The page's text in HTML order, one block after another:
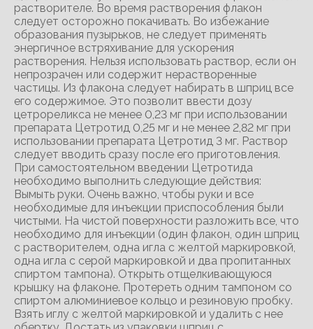
растворителе. Во время растворения флакон
следует осторожно покачивать. Во избежание
образования пузырьков, не следует применять
энергичное встряхивание для ускорения
растворения. Нельзя использовать раствор, если он
непрозрачен или содержит нерастворенные
частицы. Из флакона следует набирать в шприц все
его содержимое. Это позволит ввести дозу
цетрореликса не менее 0,23 мг при использовании
препарата Цетротид 0,25 мг и не менее 2,82 мг при
использовании препарата Цетротид 3 мг. Раствор
следует вводить сразу после его приготовления.
При самостоятельном введении Цетротида
необходимо выполнить следующие действия:
Вымыть руки. Очень важно, чтобы руки и все
необходимые для инъекции приспособления были
чистыми. На чистой поверхности разложить все, что
необходимо для инъекции (один флакон, один шприц
с растворителем, одна игла с желтой маркировкой,
одна игла с серой маркировкой и два пропитанных
спиртом тампона). Открыть отщелкивающуюся
крышку на флаконе. Протереть одним тампоном со
спиртом алюминиевое кольцо и резиновую пробку.
Взять иглу с желтой маркировкой и удалить с нее